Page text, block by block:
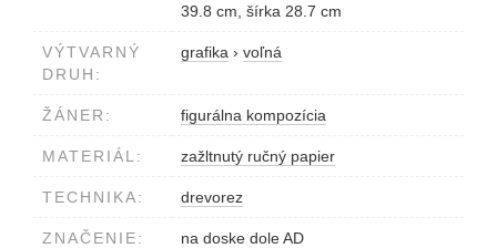
39.8 cm, šírka 28.7 cm
VÝTVARNÝ
DRUH:
grafika › voľná
ŽÁNER: figurálna kompozícia
MATERIÁL: zažltnutý ručný papier
TECHNIKA: drevorez
ZNAČENIE: na doske dole AD